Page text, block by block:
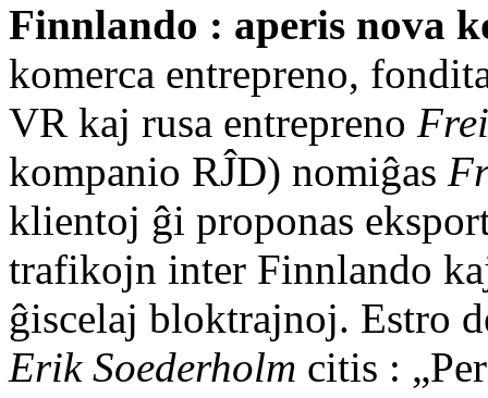
Finnlando : aperis nova
komerca entrepreno,
VR kaj rusa entrepreno
kompanio RĴD) nomiĝas
klientoj ĝi proponas
trafikojn inter Finnlando
ĝiscelaj bloktrajnoj. Estro
Erik Soederholm citis :